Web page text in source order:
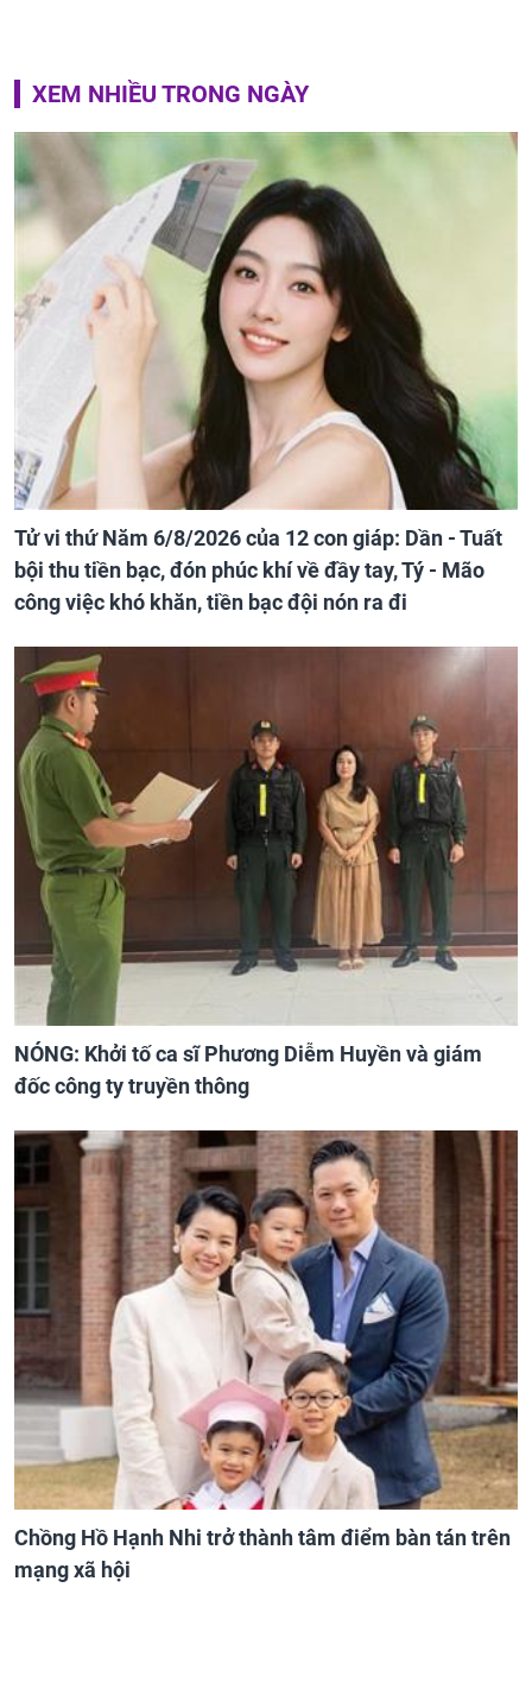
XEM NHIỀU TRONG NGÀY
Tử vi thứ Năm 6/8/2026 của 12 con giáp: Dần - Tuất
bội thu tiền bạc, đón phúc khí về đầy tay, Tý - Mão
công việc khó khăn, tiền bạc đội nón ra đi
NÓNG: Khởi tố ca sĩ Phương Diễm Huyền và giám
đốc công ty truyền thông
Chồng Hồ Hạnh Nhi trở thành tâm điểm bàn tán trên
mạng xã hội